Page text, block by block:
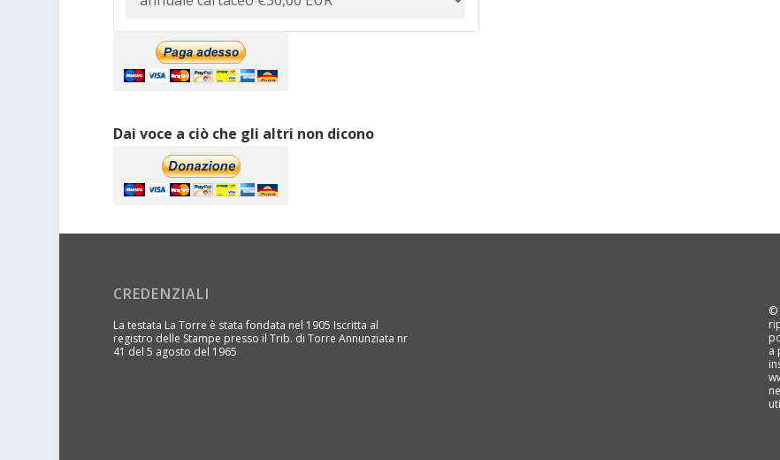
Dai voce a ciò che gli altri non dicono
CREDENZIALI
La testata La Torre è stata fondata nel 1905 Iscritta al
registro delle Stampe presso il Trib. di Torre Annunziata nr
41 del 5 agosto del 1965
©
a